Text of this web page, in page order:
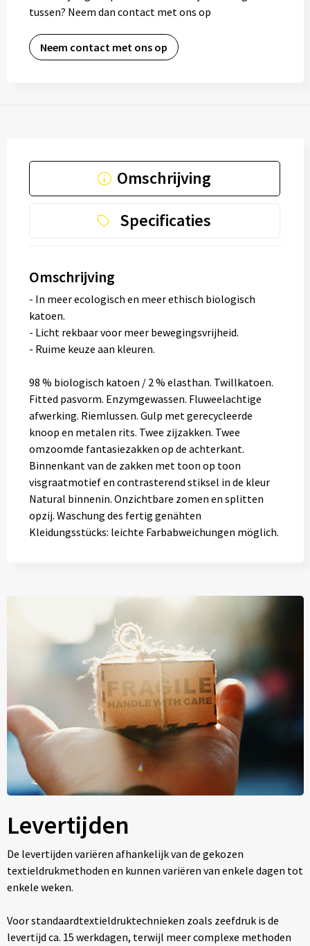
tussen? Neem dan contact met ons op
Neem contact met ons op
Omschrijving
Specificaties
Omschrijving
- In meer ecologisch en meer ethisch biologisch
katoen.
- Licht rekbaar voor meer bewegingsvrijheid.
- Ruime keuze aan kleuren.
98 % biologisch katoen / 2 % elasthan. Twillkatoen.
Fitted pasvorm. Enzymgewassen. Fluweelachtige
afwerking. Riemlussen. Gulp met gerecycleerde
knoop en metalen rits. Twee zijzakken. Twee
omzoomde fantasiezakken op de achterkant.
Binnenkant van de zakken met toon op toon
visgraatmotief en contrasterend stiksel in de kleur
Natural binnenin. Onzichtbare zomen en splitten
opzij. Waschung des fertig genähten
Kleidungsstücks: leichte Farbabweichungen möglich.
Levertijden
De levertijden variëren afhankelijk van de gekozen
textieldrukmethoden en kunnen variëren van enkele dagen tot
enkele weken.
Voor standaardtextieldruktechnieken zoals zeefdruk is de
levertijd ca. 15 werkdagen, terwijl meer complexe methoden